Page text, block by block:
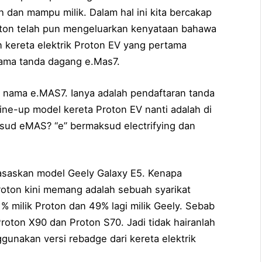
mampu milik. Dalam hal ini kita bercakap
telah pun mengeluarkan kenyataan bahawa
kereta elektrik Proton EV yang pertama
tanda dagang e.Mas7.
e.MAS7. Ianya adalah pendaftaran tanda
up model kereta Proton EV nanti adalah di
eMAS? “e” bermaksud electrifying dan
model Geely Galaxy E5. Kenapa
kini memang adalah sebuah syarikat
milik Proton dan 49% lagi milik Geely. Sebab
X90 dan Proton S70. Jadi tidak hairanlah
versi rebadge dari kereta elektrik